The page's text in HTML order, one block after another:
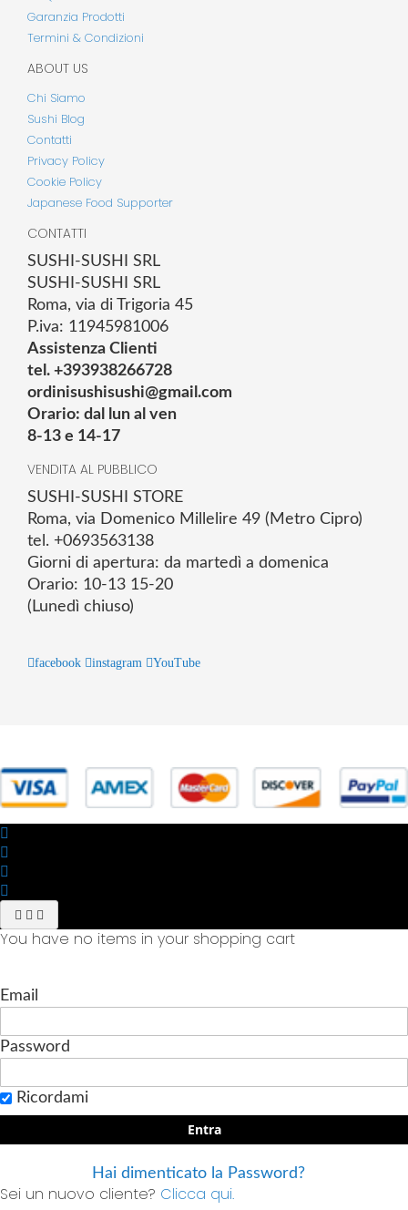
Garanzia Prodotti
Termini & Condizioni
ABOUT US
Chi Siamo
Sushi Blog
Contatti
Privacy Policy
Cookie Policy
Japanese Food Supporter
CONTATTI
SUSHI-SUSHI SRL
SUSHI-SUSHI SRL
Roma, via di Trigoria 45
P.iva: 11945981006
Assistenza Clienti
tel. +393938266728
ordinisushisushi@gmail.com
Orario: dal lun al ven
8-13 e 14-17
VENDITA AL PUBBLICO
SUSHI-SUSHI STORE
Roma, via Domenico Millelire 49 (Metro Cipro)
tel. +0693563138
Giorni di apertura: da martedì a domenica
Orario: 10-13 15-20
(Lunedì chiuso)
facebook instagram YouTube
You have no items in your shopping cart
Email
Password
Ricordami
Entra
Hai dimenticato la Password?
Sei un nuovo cliente? Clicca qui.